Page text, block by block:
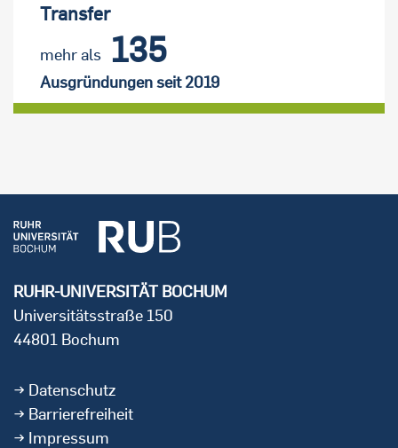
Transfer
mehr als 135
Ausgründungen seit 2019
RUHR-UNIVERSITÄT BOCHUM
Universitätsstraße 150
44801 Bochum
Datenschutz
Barrierefreiheit
Impressum